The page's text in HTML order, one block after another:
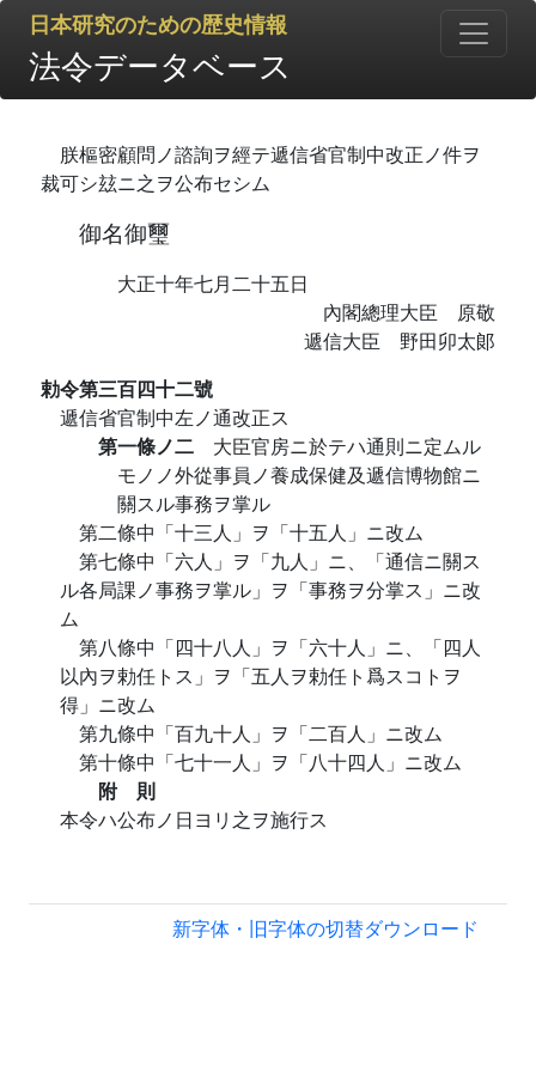
日本研究のための歴史情報
法令データベース
朕樞密顧問ノ諮詢ヲ經テ遞信省官制中改正ノ件ヲ
裁可シ玆ニ之ヲ公布セシム
御名御璽
大正十年七月二十五日
內閣總理大臣 原敬
遞信大臣 野田卯太郞
勅令第三百四十二號
遞信省官制中左ノ通改正ス
第一條ノ二 大臣官房ニ於テハ通則ニ定ムル
モノノ外從事員ノ養成保健及遞信博物館ニ
關スル事務ヲ掌ル
第二條中「十三人」ヲ「十五人」ニ改ム
第七條中「六人」ヲ「九人」ニ、「通信ニ關ス
ル各局課ノ事務ヲ掌ル」ヲ「事務ヲ分掌ス」ニ改
ム
第八條中「四十八人」ヲ「六十人」ニ、「四人
以內ヲ勅任トス」ヲ「五人ヲ勅任ト爲スコトヲ
得」ニ改ム
第九條中「百九十人」ヲ「二百人」ニ改ム
第十條中「七十一人」ヲ「八十四人」ニ改ム
附 則
本令ハ公布ノ日ヨリ之ヲ施行ス
新字体・旧字体の切替ダウンロード